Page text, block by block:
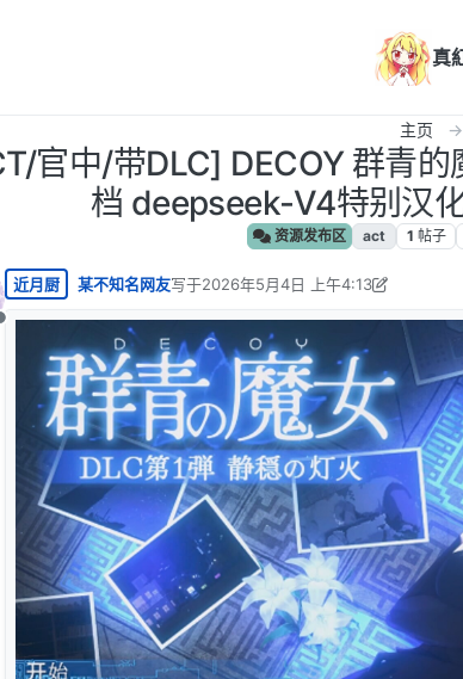
真
主页
官中/带DLC] DECOY 群青
档 deepseek-V4特别汉
资源发布区 act 1 帖子
线
近月厨 某不知名网友写于2026年5月4日 上午4:13
最后由 某不知名网友 编辑 2026年5月4日